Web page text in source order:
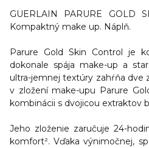
GUERLAIN PARURE GOLD
Kompaktný make up. Náplň.
Parure Gold Skin Control je
dokonale spája make-up a
ultra-jemnej textúry zahŕňa dve
v zložení make-upu Parure
kombinácii s dvojicou extraktov
Jeho zloženie zaručuje 24-
komfort². Vďaka výnimočnej,